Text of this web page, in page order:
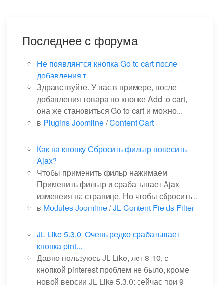
Последнее с форума
Не появлянтся кнопка Go to cart после
добавления т...
Здравствуйте. У вас в примере, после
добавления товара по кнопке Add to cart,
она же становиться Go to cart и можно...
в Plugins Joomline/Content Cart
Как на кнопку Сбросить фильтр повесить
Ajax?
Чтобы применить фильр нажимаем
Применить фильтр и срабатывает Ajax
изменеия на странице. Но чтобы сбросить...
в Modules Joomline/JL Content Fields Filter
JL Like 5.3.0. Очень редко срабатывает
кнопка pint...
Давно пользуюсь JL Like, лет 8-10, с
кнопкой pinterest проблем не было, кроме
новой версии JL Like 5.3.0: сейчас при 9